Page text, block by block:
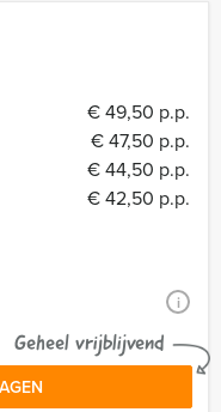
€ 49,50 p.p.
€ 47,50 p.p.
€ 44,50 p.p.
€ 42,50 p.p.
i
Geheel vrijblijvend